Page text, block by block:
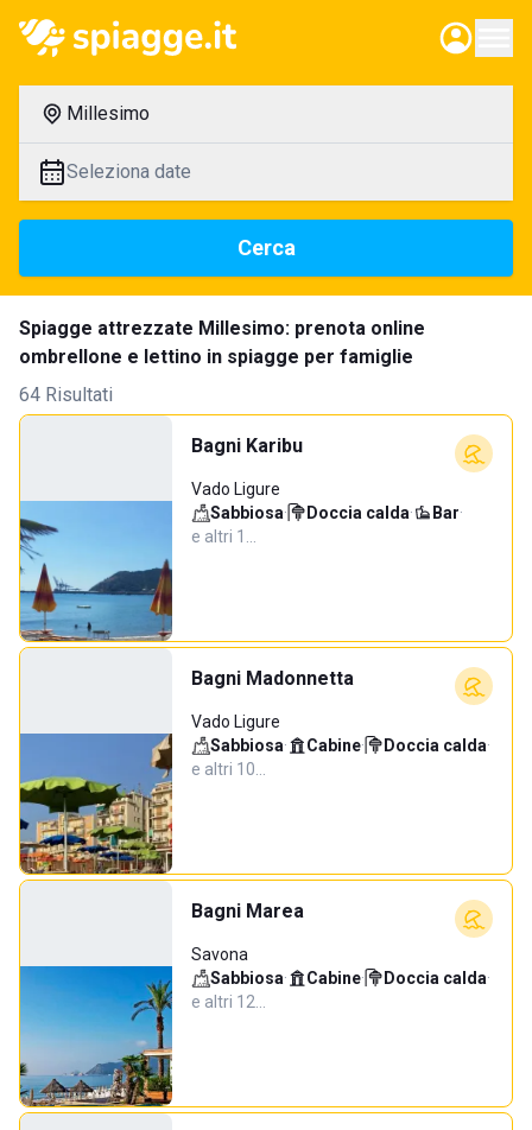
Millesimo
Seleziona date
Cerca
Spiagge attrezzate Millesimo: prenota online
ombrellone e lettino in spiagge per famiglie
64 Risultati
Bagni Karibu
Vado Ligure
Sabbiosa· Doccia calda· Bar·
e altri 1…
Bagni Madonnetta
Vado Ligure
Sabbiosa· Cabine· Doccia calda·
e altri 10…
Bagni Marea
Savona
Sabbiosa· Cabine· Doccia calda·
e altri 12…